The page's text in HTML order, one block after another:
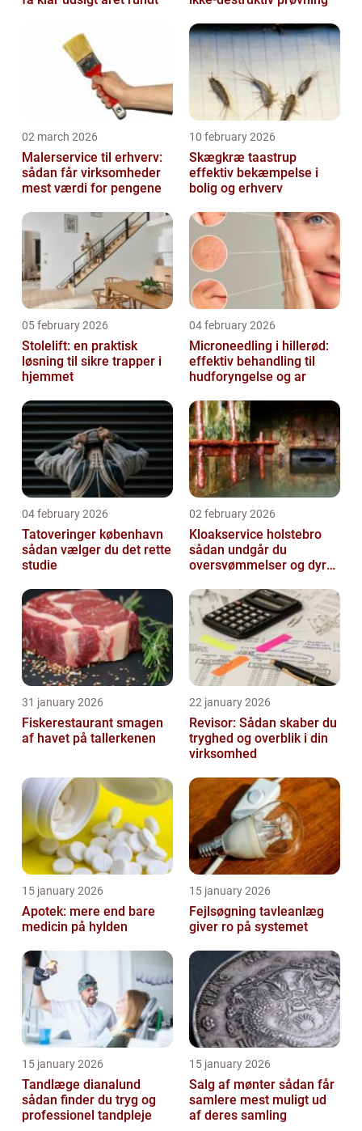
02 march 2026
Malerservice til erhverv:
sådan får virksomheder
mest værdi for pengene
10 february 2026
Skægkræ taastrup
effektiv bekæmpelse i
bolig og erhverv
05 february 2026
Stolelift: en praktisk
løsning til sikre trapper i
hjemmet
04 february 2026
Microneedling i hillerød:
effektiv behandling til
hudforyngelse og ar
04 february 2026
Tatoveringer københavn
sådan vælger du det rette
studie
02 february 2026
Kloakservice holstebro
sådan undgår du
oversvømmelser og dyre
31 january 2026
Fiskerestaurant smagen
af havet på tallerkenen
22 january 2026
Revisor: Sådan skaber du
tryghed og overblik i din
virksomhed
15 january 2026
Apotek: mere end bare
medicin på hylden
15 january 2026
Fejlsøgning tavleanlæg
giver ro på systemet
15 january 2026
Tandlæge dianalund
sådan finder du tryg og
professionel tandpleje
15 january 2026
Salg af mønter sådan får
samlere mest muligt ud
af deres samling